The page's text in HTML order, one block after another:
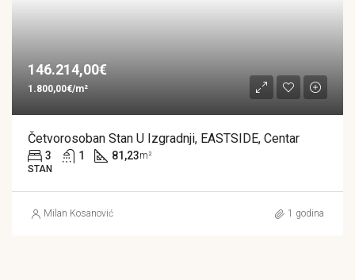
146.214,00€
1.800,00€/m²
Četvorosoban Stan U Izgradnji, EASTSIDE, Centar
3 1 81,23m²
STAN
Milan Kosanović 1 godina